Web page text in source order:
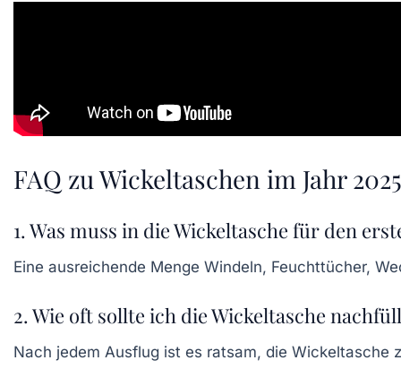
FAQ zu Wickeltaschen im Jahr 2025
1. Was muss in die Wickeltasche für den
Eine ausreichende Menge Windeln, Feuchttücher,
2. Wie oft sollte ich die Wickeltasche
Nach jedem Ausflug ist es ratsam, die